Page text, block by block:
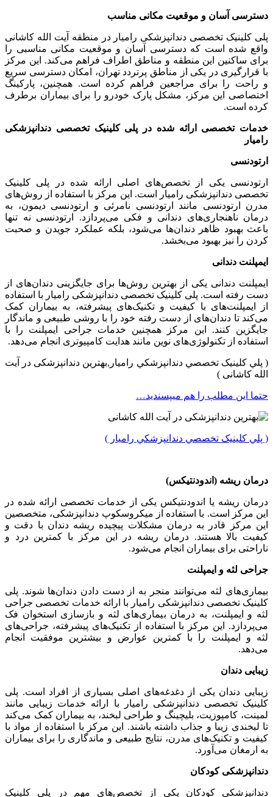
دسترسی آسان و موقعیت مکانی مناسب
پلی کلینیک تخصصی دندانپزشکی رامیار در منطقه آیت الله کاشانی
واقع شده است که دسترسی آسان و موقعیت مکانی مناسبی را
برای ساکنین این منطقه و مناطق اطراف فراهم می‌کند. این مرکز
با قرارگیری در یکی از مناطق پرتردد تهران، امکان دسترسی سریع
و راحت را برای مراجعین فراهم کرده است. همچنین، پارکینگ
اختصاصی این مرکز، مشکل پارک خودرو را برای بیماران برطرف
کرده است.
خدمات تخصصی ارائه شده در پلی کلینیک تخصصی دندانپزشکی
رامیار
ارتودنسی
ارتودنسی یکی از تخصص‌های اصلی ارائه شده در پلی کلینیک
تخصصی دندانپزشکی رامیار است. این مرکز با استفاده از روش‌های
مدرن ارتودنسی مانند ارتودنسی نامرئی و ارتودنسی دیمون، به
درمان ناهنجاری‌های دندانی و فکی می‌پردازد. ارتودنسی نه تنها
باعث بهبود ظاهر دندان‌ها می‌شود، بلکه عملکرد جویدن و صحبت
کردن را نیز بهبود می‌بخشد.
ایمپلنت دندانی
ایمپلنت دندانی یکی از بهترین روش‌ها برای جایگزینی دندان‌های از
دست رفته است. پلی کلینیک تخصصی دندانپزشکی رامیار با استفاده
از ایمپلنت‌های با کیفیت و تکنیک‌های پیشرفته، به بیماران کمک
می‌کند تا دندان‌های از دست رفته خود را با روشی طبیعی و ماندگار
جایگزین کنند. این مرکز همچنین خدمات جراحی ایمپلنت را با
استفاده از تکنولوژی‌های نوین مانند هدایت کامپیوتری انجام می‌دهد.
( پلي کلينیک تخصصي دندانپزشکي راميار,بهترین دندانپزشکی در آیت
الله کاشانی )
حتما این مطلب را هم میپسندید…
( پلي کلينیک تخصصي دندانپزشکي راميار )
درمان ریشه (اندودنتیکس)
درمان ریشه یا اندودنتیکس یکی از خدمات تخصصی ارائه شده در
این مرکز است. با استفاده از میکروسکوپ دندانپزشکی، متخصصین
این مرکز قادر به درمان مشکلات پیچیده ریشه دندان با دقت و
کیفیت بالا هستند. درمان ریشه در این مرکز با کمترین درد و
ناراحتی برای بیماران انجام می‌شود.
جراحی لثه و ایمپلنت
بیماری‌های لثه می‌توانند منجر به از دست دادن دندان‌ها شوند. پلی
کلینیک تخصصی دندانپزشکی رامیار با ارائه خدمات تخصصی جراحی
لثه و ایمپلنت، به درمان بیماری‌های لثه و بازسازی استخوان فک
می‌پردازد. این مرکز با استفاده از تکنیک‌های پیشرفته، جراحی‌های
لثه و ایمپلنت را با کمترین عوارض و بیشترین موفقیت انجام
می‌دهد.
زیبایی دندان
زیبایی دندان یکی از دغدغه‌های اصلی بسیاری از افراد است. پلی
کلینیک تخصصی دندانپزشکی رامیار با ارائه خدمات زیبایی مانند
لمینت، کامپوزیت، بلیچینگ و طراحی لبخند، به بیماران کمک می‌کند
تا لبخندی زیبا و جذاب داشته باشند. این مرکز با استفاده از مواد با
کیفیت و تکنیک‌های مدرن، نتایج طبیعی و ماندگاری را برای بیماران
به ارمغان می‌آورد.
دندانپزشکی کودکان
دندانپزشکی کودکان یکی از تخصص‌های مهم در پلی کلینیک